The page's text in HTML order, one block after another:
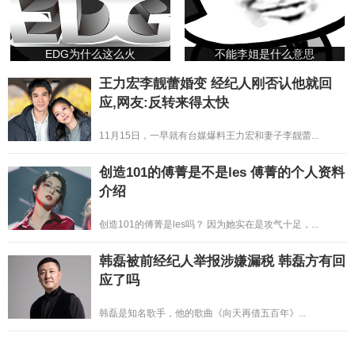
EDG为什么这么火 不能李姐是什么意思
王力宏李靓蕾婚变 经纪人刚否认他就回
应,网友:反转来得太快
11月15日，一早就有台媒爆料王力宏和妻子李靓蕾...
创造101的傅菁是不是les 傅菁的个人资料
介绍
创造101的傅菁是les吗？ 因为她实在是攻气十足，...
韩磊被前经纪人举报涉嫌漏税 韩磊方有回
应了吗
韩磊是知名歌手，他的歌曲《向天再借五百年》...